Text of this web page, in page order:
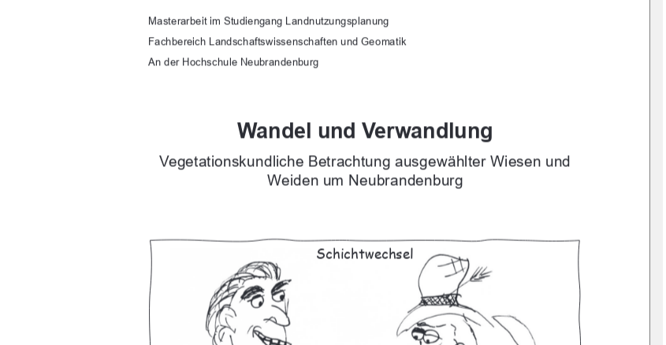
Masterarbeit im Studiengang Landnutzungsplanung
Fachbereich Landschaftswissenschaften und Geomatik
An der Hochschule Neubrandenburg
Wandel und Verwandlung
Vegetationskundliche Betrachtung ausgewählter Wiesen und
Weiden um Neubrandenburg
Schichtwechsel